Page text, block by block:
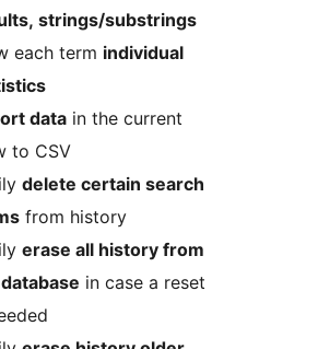
strings/substrings
each term individual
data in the current
to CSV
delete certain search
from history
erase all history from
in case a reset